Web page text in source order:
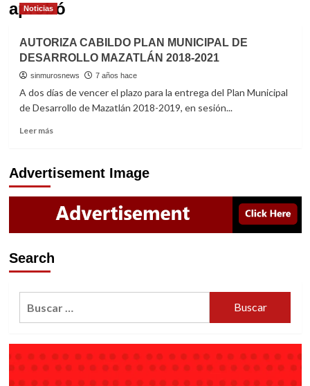
aprobó
Noticias
AUTORIZA CABILDO PLAN MUNICIPAL DE
DESARROLLO MAZATLÁN 2018-2021
sinmurosnews 7 años hace
A dos días de vencer el plazo para la entrega del Plan Municipal
de Desarrollo de Mazatlán 2018-2019, en sesión...
Leer másRead
AUTORIZA
CABILDO
PLAN
MUNICIPAL
DE
DESARROLLO
2018-
Advertisement Image
Search